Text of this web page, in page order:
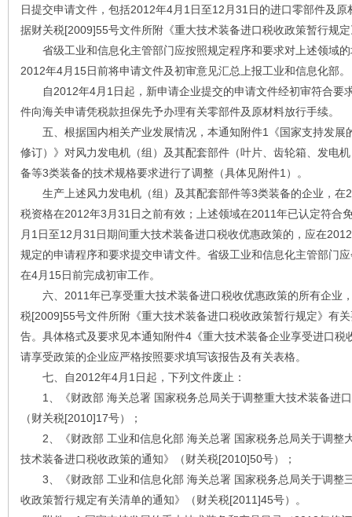
日提交申请文件，包括2012年4月1日至12月31日的进口零部件及
据财关税[2009]55号文件所附《重大技术装备进口税收政策暂行规
省级工业和信息化主管部门应按照规定程序和要求对上述领域的
2012年4月15日前将申请文件及初审意见汇总上报工业和信息化部。
自2012年4月1日起，新申请企业提交的申请文件经初审符合要
件向海关申请凭税款担保先予办理有关零部件及原材料放行手续。
五、根据国内相关产业发展情况，本通知附件1《国家支持发展
修订）》对风力发电机（组）及其配套部件（叶片、齿轮箱、发电
备等3类装备的技术规格要求进行了调整（具体见附件1）。
生产上述风力发电机（组）及其配套部件等3类装备的企业，在
税资格在2012年3月31日之前有效；上述领域在2011年已认定符合
月1日至12月31日期间重大技术装备进口税收优惠政策的，应在
规定的申请程序和要求提交申请文件。省级工业和信息化主管部门
在4月15日前完成初审工作。
六、2011年已享受重大技术装备进口税收优惠政策的所有企业
税[2009]55号文件所附《重大技术装备进口税收政策暂行规定》有
告。具体格式及要求见本通知附件4《重大技术装备企业享受进口税
请享受政策的企业应严格按照要求填写该报告及有关表格。
七、自2012年4月1日起，下列文件废止：
1、《财政部 海关总署 国家税务总局关于调整重大技术装备进
（财关税[2010]17号）；
2、《财政部 工业和信息化部 海关总署 国家税务总局关于调整
技术装备进口税收政策的通知》（财关税[2010]50号）；
3、《财政部 工业和信息化部 海关总署 国家税务总局关于调整
收政策暂行规定有关清单的通知》（财关税[2011]45号）。